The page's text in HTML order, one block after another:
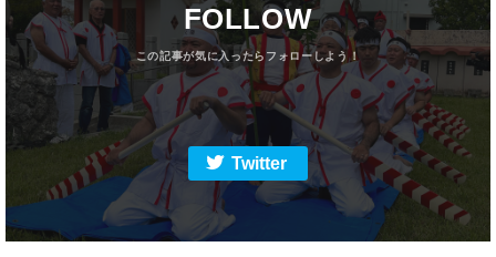
FOLLOW
Twitter